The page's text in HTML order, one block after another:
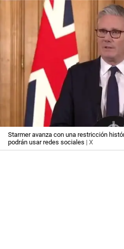
Starmer avanza con una restricción
podrán usar redes sociales | X